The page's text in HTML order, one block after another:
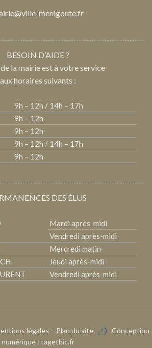
menigoute.fr
BESOIN D’AIDE ?
de la mairie est à votre service
aux horaires suivants :
9h – 12h / 14h – 17h
9h – 12h
9h – 12h
9h – 12h / 14h – 17h
9h – 12h
DES ÉLUS
Mardi après-midi
Vendredi après-midi
Mercredi matin
Jeudi après-midi
Vendredi après-midi
légales – Plan du site
Conception
numérique : tagethic.fr